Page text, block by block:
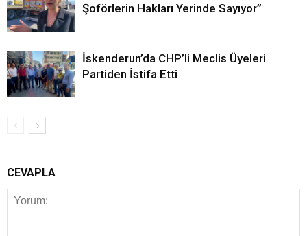
Şoförlerin Hakları Yerinde Sayıyor”
İskenderun’da CHP’li Meclis Üyeleri
Partiden İstifa Etti
CEVAPLA